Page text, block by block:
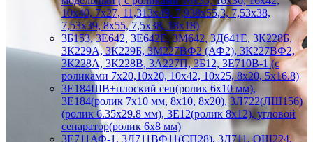
10х40, 7х27, 11,313х49, 7,938х55,3, 7,53х38,
7,53х39, 8х55, 7,5х38, 18х18)
3Б153, 3Е642, 3Е642Е, 3М642, 3Д641Е, 3К228Б,
3К229А, 3К229Б, 3М227ВФ2 (АФ2), 3К227ВФ2,
3К228А, 3К228В, 3А227П, 3Б12, 3Е710В-1 (с
роликами 7х20,10х20, 10х42, 10х25, 8х20, 5х16.8)
3Е184ШВ+плоский сеп(ролик 6х10 мм),
3Е184(ролик 7х10 мм, 8х10, 8х20), 3Л722(ЛШ156)
(ролик 6.35х29.8 мм), 3Е12(ролик 8х12), угловой
сепаратор(ролик 6х8 мм)
3Е711АФ-1, 3Д711ВФ11(СП28), 3Д711, ОШ224,